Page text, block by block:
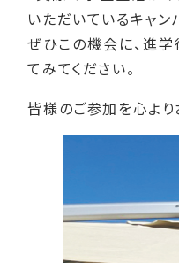
いただいているキャン
ぜひこの機会に、進
てみてください。
皆様のご参加を心より